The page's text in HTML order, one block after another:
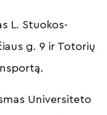
L. Stuokos-
g. 9 ir Totorių
Universiteto